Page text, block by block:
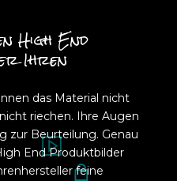
High End
Ihren
das Material nicht
riechen. Ihre Augen
zur Beurteilung. Genau
End Produktbilder
feine